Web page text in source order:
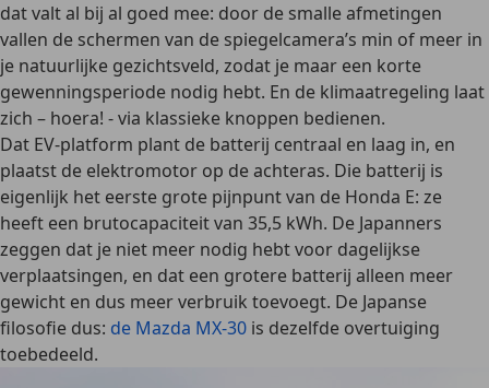
dat valt al bij al goed mee: door de smalle afmetingen
vallen de schermen van de spiegelcamera’s min of meer in
je natuurlijke gezichtsveld, zodat je maar een korte
gewenningsperiode nodig hebt. En de klimaatregeling laat
zich – hoera! - via klassieke knoppen bedienen.
Dat EV-platform plant de batterij centraal en laag in, en
plaatst de elektromotor op de achteras. Die batterij is
eigenlijk het eerste grote pijnpunt van de Honda E: ze
heeft een brutocapaciteit van 35,5 kWh. De Japanners
zeggen dat je niet meer nodig hebt voor dagelijkse
verplaatsingen, en dat een grotere batterij alleen meer
gewicht en dus meer verbruik toevoegt. De Japanse
filosofie dus: de Mazda MX-30 is dezelfde overtuiging
toebedeeld.